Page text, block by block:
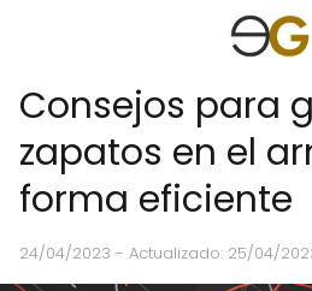
Consejos para
zapatos en el
forma eficiente
24/04/2023 - Actualizado: 25/04/